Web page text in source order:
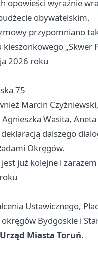
opowieści wyraźnie
obywatelskim.
przypomniano
„Skwer
2026 roku
75
Marcin
Wasita,
deklaracją dalszego
Okręgów.
już kolejne i
Ustawicznego,
Bydgoskie i
Urząd Miasta Toruń.